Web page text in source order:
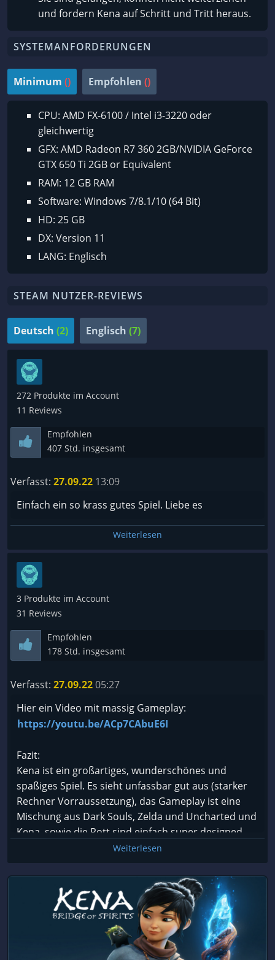
und fordern Kena auf Schritt und Tritt heraus.
SYSTEMANFORDERUNGEN
Minimum () Empfohlen ()
CPU: AMD FX-6100 / Intel i3-3220 oder
gleichwertig
GFX: AMD Radeon R7 360 2GB/NVIDIA GeForce
GTX 650 Ti 2GB or Equivalent
RAM: 12 GB RAM
Software: Windows 7/8.1/10 (64 Bit)
HD: 25 GB
DX: Version 11
LANG: Englisch
STEAM NUTZER-REVIEWS
Deutsch (2) Englisch (7)
272 Produkte im Account
11 Reviews
Empfohlen
407 Std. insgesamt
Verfasst: 27.09.22 13:09
Einfach ein so krass gutes Spiel. Liebe es
Weiterlesen
3 Produkte im Account
31 Reviews
Empfohlen
178 Std. insgesamt
Verfasst: 27.09.2205:27
Hier ein Video mit massig Gameplay:
https://youtu.be/ACp7CAbuE6I
Fazit:
Kena ist ein großartiges, wunderschönes und
spaßiges Spiel. Es sieht unfassbar gut aus (starker
Rechner Vorraussetzung), das Gameplay ist eine
Mischung aus Dark Souls, Zelda und Uncharted und
Kena, sowie die Rott sind einfach super designed.
Ich kann es kaum erwarten weiterzuspielen. 40€ für
solch einen Titel erscheint mir da doch, im Vergleich
zu heutigen Standards, wenig. Umso besser, das
der Entwickler nicht die mittlerweile normalen 70€
nimmt. Durch und durch gelungenes Spiel. Das
oben verlinkte Video sollte dies alles aber auch
nochmal gut visuell unterlegen.
Weiterlesen